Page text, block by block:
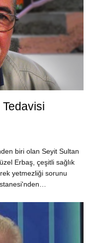
biri olan Seyit Sultan
Erbaş, çeşitli sağlık
yetmezliği sorunu